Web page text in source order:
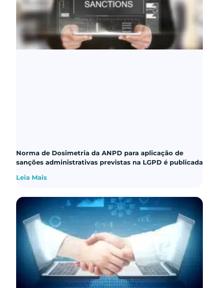
Norma de Dosimetria da ANPD para aplicação de
sanções administrativas previstas na LGPD é publicada
Leia Mais